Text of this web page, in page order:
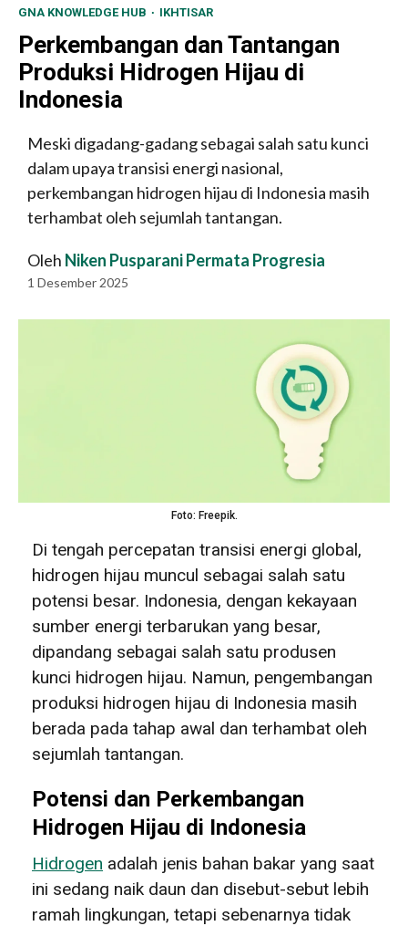
GNA KNOWLEDGE HUB IKHTISAR
Perkembangan dan Tantangan
Produksi Hidrogen Hijau di
Indonesia
Meski digadang-gadang sebagai salah satu kunci
dalam upaya transisi energi nasional,
perkembangan hidrogen hijau di Indonesia masih
terhambat oleh sejumlah tantangan.
Oleh Niken Pusparani Permata Progresia
1 Desember 2025
Foto: Freepik.
Di tengah percepatan transisi energi global,
hidrogen hijau muncul sebagai salah satu
potensi besar. Indonesia, dengan kekayaan
sumber energi terbarukan yang besar,
dipandang sebagai salah satu produsen
kunci hidrogen hijau. Namun, pengembangan
produksi hidrogen hijau di Indonesia masih
berada pada tahap awal dan terhambat oleh
sejumlah tantangan.
Potensi dan Perkembangan
Hidrogen Hijau di Indonesia
Hidrogen adalah jenis bahan bakar yang saat
ini sedang naik daun dan disebut-sebut lebih
ramah lingkungan, tetapi sebenarnya tidak